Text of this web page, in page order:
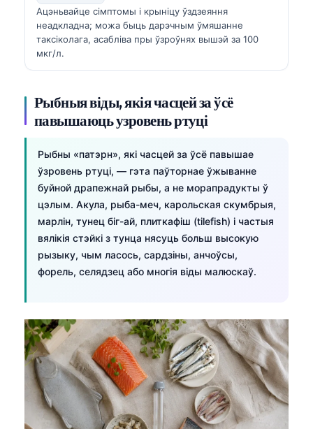
Ацэньвайце сімптомы і крыніцу ўздзеяння
неадкладна; можа быць дарэчным ўмяшанне
таксіколага, асабліва пры ўзроўнях вышэй за 100
мкг/л.
Рыбныя віды, якія часцей за ўсё
павышаюць узровень ртуці
Рыбны «патэрн», які часцей за ўсё павышае
ўзровень ртуці, — гэта паўторнае ўжыванне
буйной драпежнай рыбы, а не морапрадукты ў
цэлым. Акула, рыба-меч, карольская скумбрыя,
марлін, тунец біг-ай, плиткафіш (tilefish) і частыя
вялікія стэйкі з тунца нясуць больш высокую
рызыку, чым ласось, сардзіны, анчоўсы,
форель, селядзец або многія віды малюскаў.